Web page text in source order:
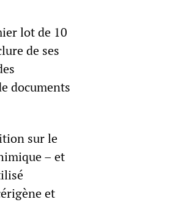
lot de 10
de ses
documents
sur le
– et
et